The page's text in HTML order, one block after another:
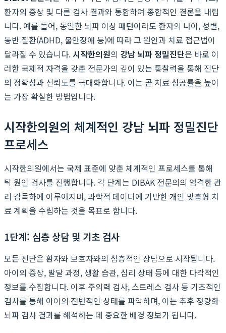
환자의 증상 및 다른 검사 결과와 통합하여 종합적인 결론을 내립
니다. 예를 들어, 동일한 뇌파 이상 패턴이라도 환자의 나이, 성별,
동반 질환(ADHD, 불안장애 등)에 따라 그 원인과 치료 접근법이
달라질 수 있습니다.시작한의원의 강남 뇌파 정밀진단은 바로 이
러한 국제적 자격을 갖춘 전문가의 깊이 있는 통찰력을 통해 진단
의 정확성과 신뢰도를 극대화합니다. 이는 곧 치료 성공률을 높이
는 가장 확실한 방법입니다.
시작한의원의 체계적인 강남 뇌파 정밀진단
프로세스
시작한의원에서는 국제 표준에 맞춘 체계적인 프로세스를 통해
틱 원인 검사를 진행합니다. 각 단계는 DIBAK 전문의의 엄격한 관
리 감독하에 이루어지며, 과학적 데이터에 기반한 개인 맞춤형 치
료 계획을 수립하는 것을 목표로 합니다.
1단계: 심층 상담 및 기초 검사
모든 진단은 환자와 보호자와의 심층적인 상담으로 시작됩니다.
아이의 증상, 발달 과정, 생활 습관, 심리 상태 등에 대한 다각적인
정보를 수집합니다. 이후 주의력 검사, 스트레스 검사 등 기초적인
검사를 통해 아이의 전반적인 상태를 파악하며, 이는 추후 정량화
뇌파 검사 결과를 해석하는 데 중요한 배경 정보가 됩니다.